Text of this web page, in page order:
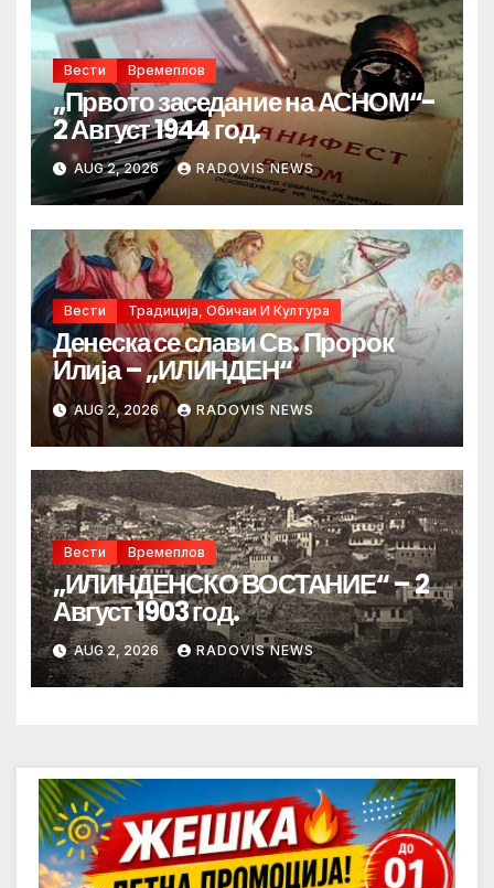
Вести Времеплов
„Првото заседание на АСНОМ“-
2 Август 1944 год.
AUG 2, 2026 RADOVIS NEWS
Вести Традиција, Обичаи И Култура
Денеска се слави Св. Пророк
Илија – „ИЛИНДЕН“
AUG 2, 2026 RADOVIS NEWS
Вести Времеплов
„ИЛИНДЕНСКО ВОСТАНИЕ“ – 2
Август 1903 год.
AUG 2, 2026 RADOVIS NEWS